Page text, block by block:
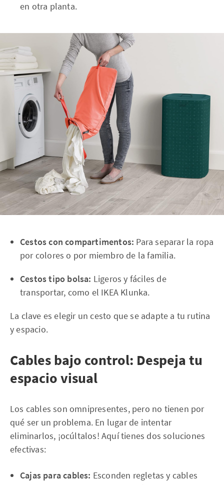
en otra planta.
Cestos con compartimentos: Para separar la ropa
por colores o por miembro de la familia.
Cestos tipo bolsa: Ligeros y fáciles de
transportar, como el IKEA Klunka.
La clave es elegir un cesto que se adapte a tu rutina
y espacio.
Cables bajo control: Despeja tu
espacio visual
Los cables son omnipresentes, pero no tienen por
qué ser un problema. En lugar de intentar
eliminarlos, ¡ocúltalos! Aquí tienes dos soluciones
efectivas:
Cajas para cables: Esconden regletas y cables